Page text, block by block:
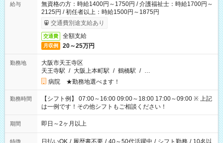
給与
無資格の方：時給1400円～1750円 / 介護福祉士：時給1700円～
2125円 / 初任者以上：時給1500円～1875円
交通費別途支給あり
交通費 全額支給
月収例 20～25万円
勤務地
大阪市天王寺区
天王寺駅 / 大阪上本町駅 / 鶴橋駅 / …
病院 ★勤務地選べます！
勤務時間
【シフト例】 07:00～16:00 09:00～18:00 17:00～09:00 ※ 上記
は一例です！その他シフトもご相談ください！
期間 即日～2ヶ月以上
特徴 日払いOK / 履歴書不要 / 40～50代活躍中 / シフト勤務 / 10名以